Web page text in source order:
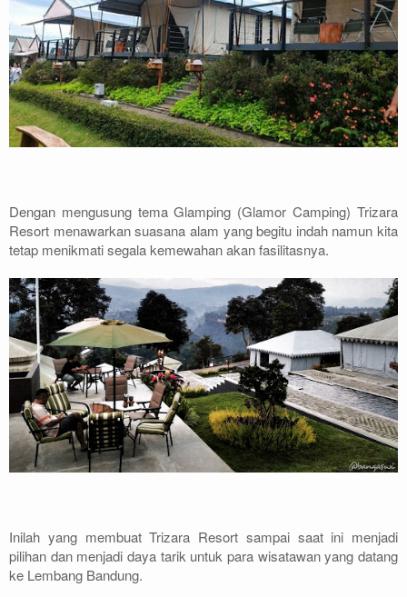
Dengan mengusung tema Glamping (Glamor Camping) Trizara
Resort menawarkan suasana alam yang begitu indah namun kita
tetap menikmati segala kemewahan akan fasilitasnya.
Inilah yang membuat Trizara Resort sampai saat ini menjadi
pilihan dan menjadi daya tarik untuk para wisatawan yang datang
ke Lembang Bandung.